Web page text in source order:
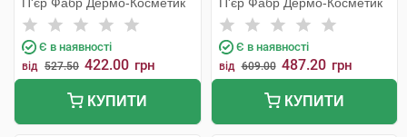
1 флакон
Є в наявності
від 527.50 422.00 грн
КУПИТИ
Є в наявності
від 609.00 487.20 грн
КУПИТИ